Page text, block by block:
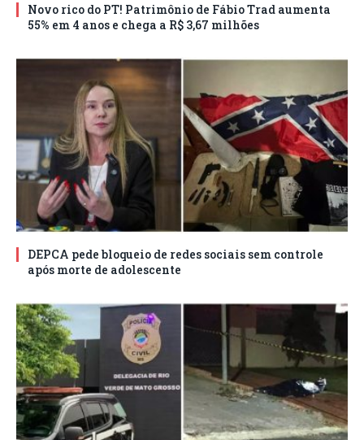
Novo rico do PT! Patrimônio de Fábio Trad aumenta
55% em 4 anos e chega a R$ 3,67 milhões
DEPCA pede bloqueio de redes sociais sem controle
após morte de adolescente